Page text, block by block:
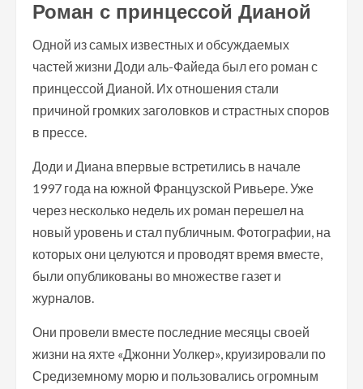
Роман с принцессой Дианой
Одной из самых известных и обсуждаемых
частей жизни Доди аль-Файеда был его роман с
принцессой Дианой. Их отношения стали
причиной громких заголовков и страстных споров
в прессе.
Доди и Диана впервые встретились в начале
1997 года на южной Французской Ривьере. Уже
через несколько недель их роман перешел на
новый уровень и стал публичным. Фотографии, на
которых они целуются и проводят время вместе,
были опубликованы во множестве газет и
журналов.
Они провели вместе последние месяцы своей
жизни на яхте «Джонни Уолкер», круизировали по
Средиземному морю и пользовались огромным